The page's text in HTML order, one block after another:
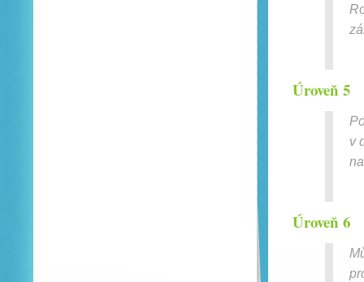
Úroveň 5
v
Úroveň 6